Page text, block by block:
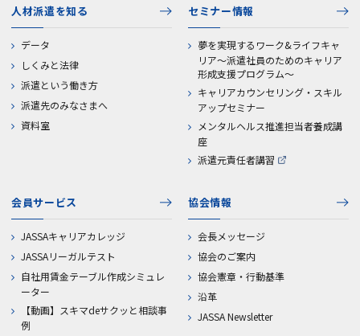
人材派遣を知る
データ
しくみと法律
派遣という働き方
派遣先のみなさまへ
資料室
セミナー情報
夢を実現するワーク&ライフキャ
リア～派遣社員のためのキャリア
形成支援プログラム～
キャリアカウンセリング・スキル
アップセミナー
メンタルヘルス推進担当者養成講
座
派遣元責任者講習
会員サービス
JASSAキャリアカレッジ
JASSAリーガルテスト
自社用賃金テーブル作成シミュレ
ーター
【動画】スキマdeサクッと相談事
例
協会情報
会長メッセージ
協会のご案内
協会憲章・行動基準
沿革
JASSA Newsletter